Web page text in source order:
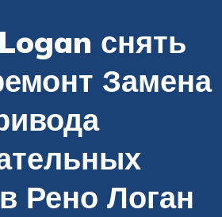
снять
Замена
Рено Логан